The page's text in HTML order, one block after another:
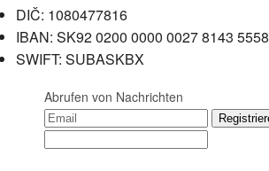
DIČ: 1080477816
IBAN: SK92 0200 0000 0027 8143 5558
SWIFT: SUBASKBX
Abrufen von Nachrichten